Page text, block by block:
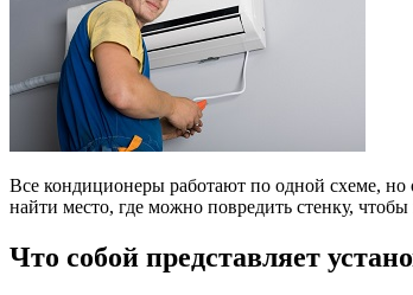
Все кондиционеры работают по одной схеме,
найти место, где можно повредить стенку,
Что собой представляет